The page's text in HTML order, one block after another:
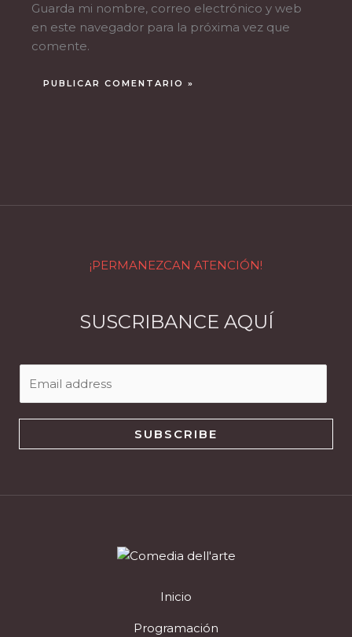
Guarda mi nombre, correo electrónico y web
en este navegador para la próxima vez que
comente.
¡PERMANEZCAN ATENCIÓN!
SUSCRIBANCE AQUÍ
m
l
SUBSCRIBE
Inicio
Programación